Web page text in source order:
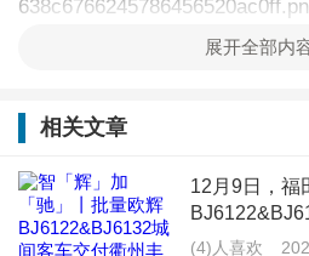
市场的拳头产品，车辆采用全新
压监测等功能，打造舒适豪华
精彩的出行体验，充分契合景区
展开全部内
相关文章
12月9日，福
州市丰驰客运
(4)人喜欢